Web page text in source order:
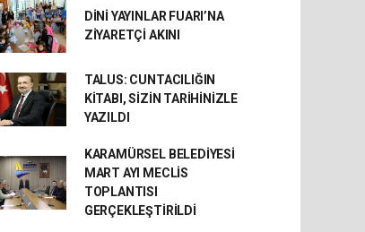
DİNİ YAYINLAR FUARI’NA
ZİYARETÇİ AKINI
TALUS: CUNTACILIĞIN
KİTABI, SİZİN TARİHİNİZLE
YAZILDI
KARAMÜRSEL BELEDİYESİ
MART AYI MECLİS
TOPLANTISI
GERÇEKLEŞTİRİLDİ